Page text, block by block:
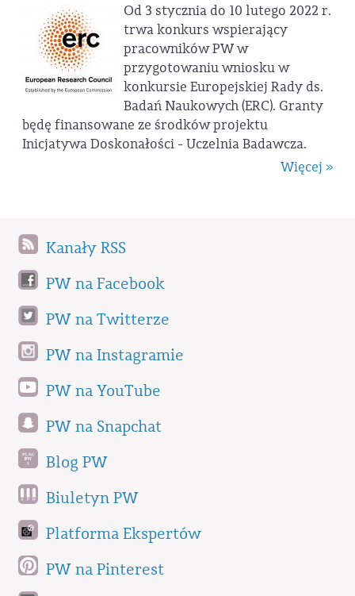
Od 3 stycznia do 10 lutego 2022 r.
trwa konkurs wspierający
pracowników PW w
przygotowaniu wniosku w
konkursie Europejskiej Rady ds.
Badań Naukowych (ERC). Granty
będę finansowane ze środków projektu
Inicjatywa Doskonałości - Uczelnia Badawcza.
Więcej »
Kanały RSS
PW na Facebook
PW na Twitterze
PW na Instagramie
PW na YouTube
PW na Snapchat
Blog PW
Biuletyn PW
Platforma Ekspertów
PW na Pinterest